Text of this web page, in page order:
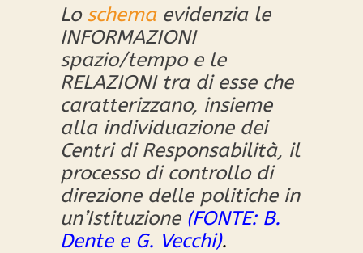
di
recensioni
Lo schemaevidenzia le
INFORMAZIONI
spazio/tempo e le
RELAZIONI tra di esse che
caratterizzano, insieme
alla individuazione dei
Centri di Responsabilità, il
processo di controllo di
direzione delle politiche in
un’Istituzione(FONTE: B.
Dente e G. Vecchi).